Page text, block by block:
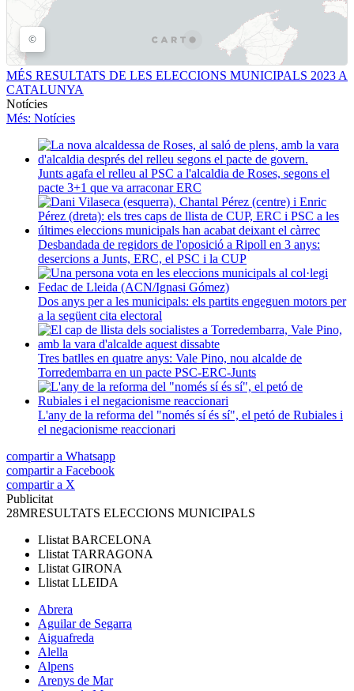
MÉS RESULTATS DE LES ELECCIONS MUNICIPALS 2023 A
CATALUNYA
Notícies
Més: Notícies
Junts agafa el relleu al PSC a l'alcaldia de Roses, segons el
pacte 3+1 que va arraconar ERC
Desbandada de regidors de l'oposició a Ripoll en 3 anys:
desercions a Junts, ERC, el PSC i la CUP
Dos anys per a les municipals: els partits engeguen motors per
a la següent cita electoral
Tres batlles en quatre anys: Vale Pino, nou alcalde de
Torredembarra en un pacte PSC-ERC-Junts
L'any de la reforma del "només sí és sí", el petó de Rubiales i
el negacionisme reaccionari
compartir a Whatsapp
compartir a Facebook
compartir a X
Publicitat
28MRESULTATS ELECCIONS MUNICIPALS
Llistat BARCELONA
Llistat TARRAGONA
Llistat GIRONA
Llistat LLEIDA
Abrera
Aguilar de Segarra
Aiguafreda
Alella
Alpens
Arenys de Mar